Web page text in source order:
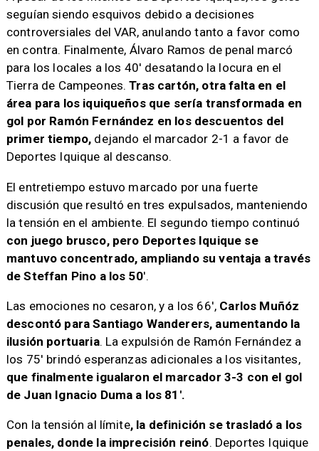
seguían siendo esquivos debido a decisiones
controversiales del VAR, anulando tanto a favor como
en contra. Finalmente, Álvaro Ramos de penal marcó
para los locales a los 40' desatando la locura en el
Tierra de Campeones.Tras cartón, otra falta en el
área para los iquiqueños que sería transformada en
gol por Ramón Fernández en los descuentos del
primer tiempo, dejando el marcador 2-1 a favor de
Deportes Iquique al descanso.
El entretiempo estuvo marcado por una fuerte
discusión que resultó en tres expulsados, manteniendo
la tensión en el ambiente. El segundo tiempo continuó
con juego brusco, pero Deportes Iquique se
mantuvo concentrado, ampliando su ventaja a través
de Steffan Pino a los 50'.
Las emociones no cesaron, y a los 66', Carlos Muñóz
descontó para Santiago Wanderers, aumentando la
ilusión portuaria. La expulsión de Ramón Fernández a
los 75' brindó esperanzas adicionales a los visitantes,
que finalmente igualaron el marcador 3-3 con el gol
de Juan Ignacio Duma a los 81'.
Con la tensión al límite, la definición se trasladó a los
penales, donde la imprecisión reinó. Deportes Iquique